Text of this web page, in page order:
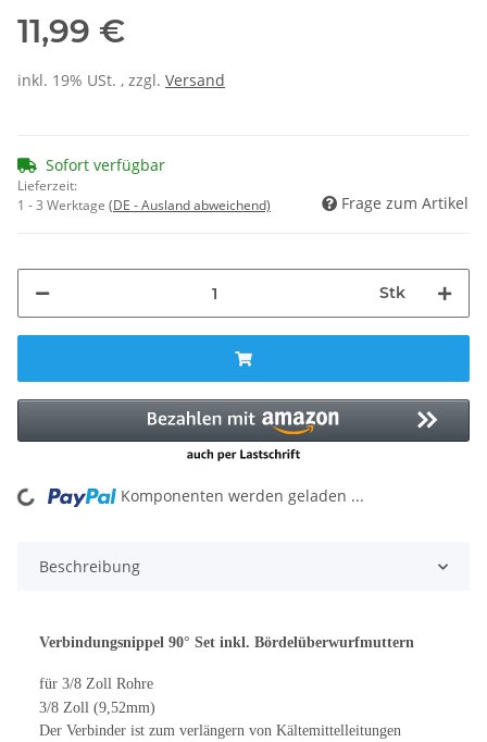
11,99 €
inkl. 19% USt. , zzgl. Versand
Sofort verfügbar
Lieferzeit:
1 - 3 Werktage (DE - Ausland abweichend) Frage zum Artikel
Stk
Komponenten werden geladen ...
Beschreibung
Verbindungsnippel 90° Set inkl. Bördelüberwurfmuttern
für 3/8 Zoll Rohre
3/8 Zoll (9,52mm)
Der Verbinder ist zum verlängern von Kältemittelleitungen